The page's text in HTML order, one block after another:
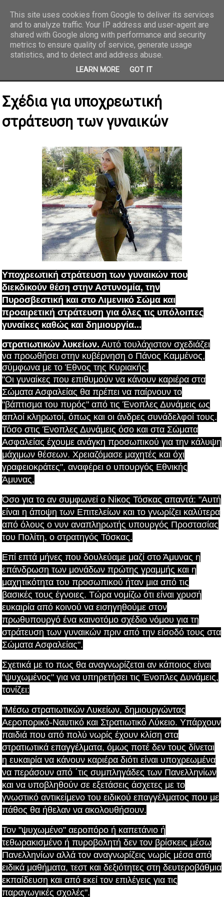
REPORTAZ NET
Σχέδια για υποχρεωτική
στράτευση των γυναικών
Υποχρεωτική στράτευση των γυναικών που
διεκδικούν θέση στην Αστυνομία, την
Πυροσβεστική και στο Λιμενικό Σώμα και
προαιρετική στράτευση για όλες τις υπόλοιπες
γυναίκες καθώς και δημιουργία...
στρατιωτικών λυκείων. Αυτό τουλάχιστον σχεδιάζει
να προωθήσει στην κυβέρνηση ο Πάνος Καμμένος,
σύμφωνα με το Έθνος της Κυριακής.
"Οι γυναίκες που επιθυμούν να κάνουν καριέρα στα
Σώματα Ασφαλείας θα πρέπει να παίρνουν το
"βάπτισμα του πυρός" από τις Ένοπλες Δυνάμεις ως
απλοί κληρωτοί, όπως και οι άνδρες συνάδελφοί τους.
Τόσο στις Ένοπλες Δυνάμεις όσο και στα Σώματα
Ασφαλείας έχουμε ανάγκη προσωπικού για την κάλυψη
μάχιμων θέσεων. Χρειαζόμασε μαχητές και όχι
γραφειοκράτες", αναφέρει ο υπουργός Εθνικής
Άμυνας.
Όσο για το αν συμφωνεί ο Νίκος Τόσκας απαντά: "Αυτή
είναι η άποψη των Επιτελείων και το γνωρίζει καλύτερα
από όλους ο νυν αναπληρωτής υπουργός Προστασίας
του Πολίτη, ο στρατηγός Τόσκας.
Επί επτά μήνες που δουλεύαμε μαζί στο Άμυνας η
επάνδρωση των μονάδων πρώτης γραμμής και η
μαχητικότητα του προσωπικού ήταν μια από τις
βασικές τους έγνοιες. Τώρα νομίζω ότι είναι χρυσή
ευκαιρία από κοινού να εισηγηθούμε στον
πρωθυπουργό ένα καινοτόμο σχέδιο νόμου για τη
στράτευση των γυναικών πριν από την είσοδό τους στα
Σώματα Ασφαλείας".
Σχετικά με το πως θα αναγνωρίζεται αν κάποιος είναι
"ψυχωμένος" για να υπηρετήσει τις Ένοπλες Δυνάμεις,
τονίζει:
"Μέσω στρατιωτικών Λυκείων, δημιουργώντας
Αεροπορικό-Ναυτικό και Στρατιωτικό Λύκειο. Υπάρχουν
παιδιά που από πολύ νωρίς έχουν κλίση στα
στρατιωτικά επαγγέλματα, όμως ποτέ δεν τους δίνεται
η ευκαιρία να κάνουν καριέρα διότι είναι υποχρεωμένα
να περάσουν από ΄τις συμπληγάδες των Πανελληνίων
και να υποβληθούν σε εξετάσεις άσχετες με το
γνωστικό αντικείμενο του ειδικού επαγγέλματος που με
πάθος θα ήθελαν να ακολουθήσουν.
Τον "ψυχωμένο" αεροπόρο ή καπετάνιο ή
τεθωρακισμένο ή πυροβολητή δεν τον βρίσκεις μέσω
Πανελληνίων αλλά τον αναγνωρίζεις νωρίς μέσα από
ειδικά μαθήματα, τεστ και δεξιότητες στη δευτεροβάθμια
εκπαίδευση και από εκεί τον επιλέγεις για τις
παραγωγικές σχολές".
This site uses cookies from Google to deliver its services
and to analyze traffic. Your IP address and user-agent are
shared with Google along with performance and security
metrics to ensure quality of service, generate usage
statistics, and to detect and address abuse.
LEARN MORE GOT IT